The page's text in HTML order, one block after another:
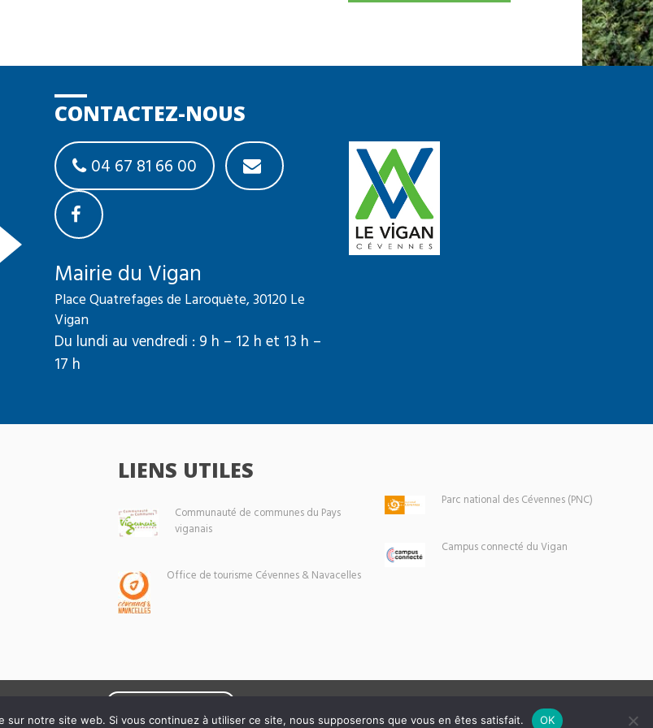
CONTACTEZ-NOUS
04 67 81 66 00
Mairie du Vigan
Place Quatrefages de Laroquète, 30120 Le
Vigan
Du lundi au vendredi : 9 h – 12 h et 13 h –
17 h
LIENS UTILES
Communauté de communes du Pays
viganais
Office de tourisme Cévennes & Navacelles
Parc national des Cévennes (PNC)
Campus connecté du Vigan
sur notre site web. Si vous continuez à utiliser ce site, nous supposerons que vous en êtes satisfait. OK